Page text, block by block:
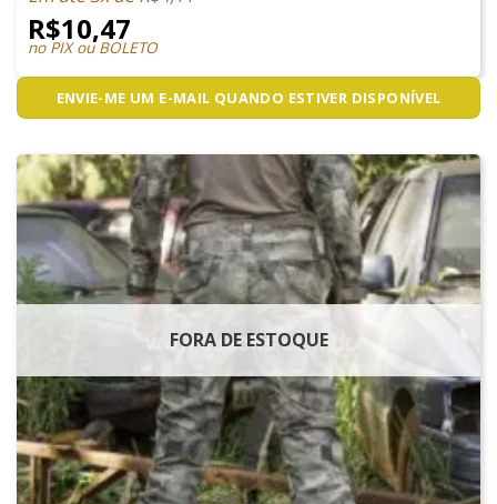
R$10,47
no PIX ou BOLETO
ENVIE-ME UM E-MAIL QUANDO ESTIVER DISPONÍVEL
FORA DE ESTOQUE